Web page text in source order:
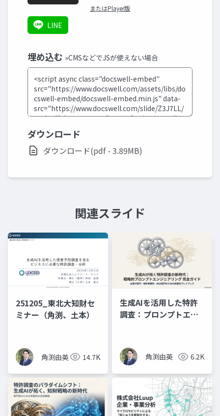
またはPlayer版
LINE
埋め込む »CMSなどでJSが使えない場合
ダウンロード
ダウンロード(pdf - 3.89MB)
関連スライド
251205_東北大知財セ
ミナー（角渕、土本）
角渕由英 14.7K
生成AIを活用した特許
調査：プロンプトエン
角渕由英 6.2K